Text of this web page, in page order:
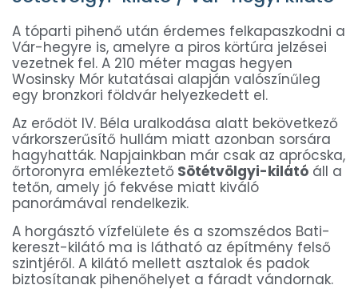
A tóparti pihenő után érdemes felkapaszkodni a
Vár-hegyre is, amelyre a piros körtúra jelzései
vezetnek fel. A 210 méter magas hegyen
Wosinsky Mór kutatásai alapján valószínűleg
egy bronzkori földvár helyezkedett el.
Az erődöt IV. Béla uralkodása alatt bekövetkező
várkorszerűsítő hullám miatt azonban sorsára
hagyhatták. Napjainkban már csak az aprócska,
őrtoronyra emlékeztető Sötétvölgyi-kilátó áll a
tetőn, amely jó fekvése miatt kiváló
panorámával rendelkezik.
A horgásztó vízfelülete és a szomszédos Bati-
kereszt-kilátó ma is látható az építmény felső
szintjéről. A kilátó mellett asztalok és padok
biztosítanak pihenőhelyet a fáradt vándornak.